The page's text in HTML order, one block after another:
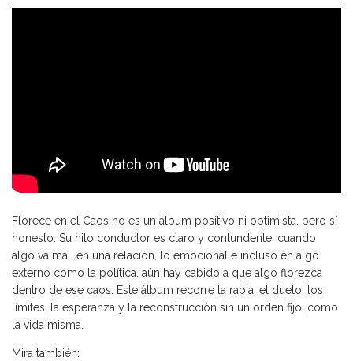
Florece en el Caos no es un álbum positivo ni optimista, pero sí
honesto. Su hilo conductor es claro y contundente: cuando
algo va mal, en una relación, lo emocional e incluso en algo
externo como la política, aún hay cabido a que algo florezca
dentro de ese caos. Este álbum recorre la rabia, el duelo, los
límites, la esperanza y la reconstrucción sin un orden fijo, como
la vida misma.
Mira también: